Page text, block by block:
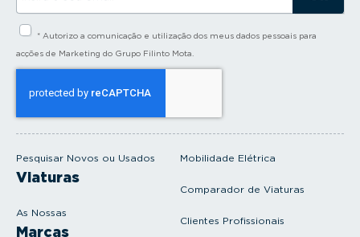
Pesquisar Novos ou Usados
Viaturas
As Nossas
Marcas
Mobilidade Elétrica
Comparador de Viaturas
Clientes Profissionais
s
* Autorizo a comunicação e utilização dos meus dados pessoais para
acções de Marketing do Grupo Filinto Mota.